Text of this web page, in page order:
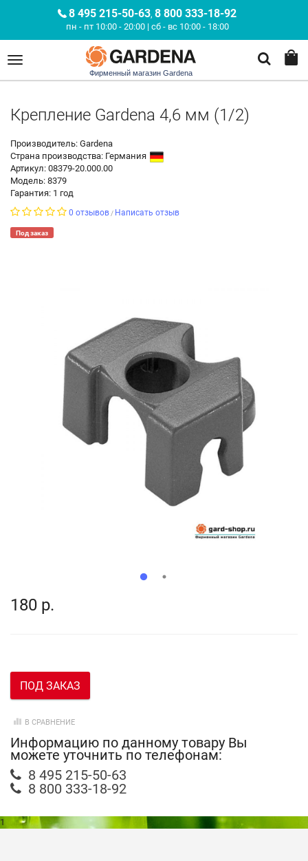
8 495 215-50-63, 8 800 333-18-92
пн - пт 10:00 - 20:00 | сб - вс 10:00 - 18:00
Фирменный магазин Gardena
Крепление Gardena 4,6 мм (1/2)
Производитель: Gardena
Страна производства: Германия
Артикул: 08379-20.000.00
Модель: 8379
Гарантия: 1 год
0 отзывов / Написать отзыв
Под заказ
180 р.
ПОД ЗАКАЗ
В СРАВНЕНИЕ
Информацию по данному товару Вы
можете уточнить по телефонам:
8 495 215-50-63
8 800 333-18-92
1